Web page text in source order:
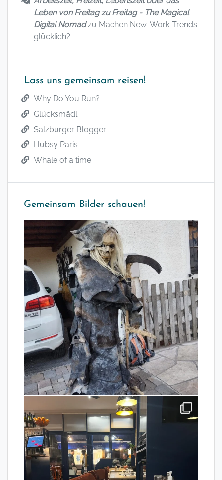
Leben von Freitag zu Freitag - The Magical
Digital Nomadzu Machen New-Work-Trends
glücklich?
Lass uns gemeinsam reisen!
Why Do You Run?
Glücksmädl
Salzburger Blogger
Hubsy Paris
Whale of a time
Gemeinsam Bilder schauen!